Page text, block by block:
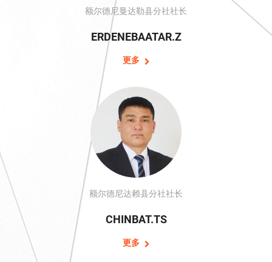
额尔德尼曼达勒县分社社长
ERDENEBAATAR.Z
更多
额尔德尼达赖县分社社长
CHINBAT.TS
更多